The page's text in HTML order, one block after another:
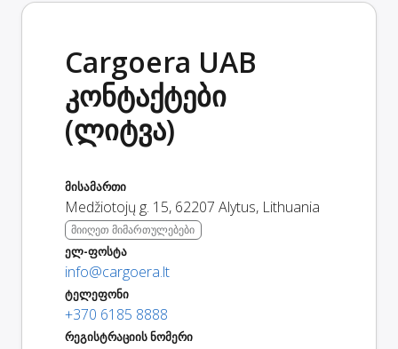
Cargoera UAB
კონტაქტები
(ლიტვა)
მისამართი
Medžiotojų g. 15, 62207 Alytus, Lithuania
მიიღეთ მიმართულებები
ელ-ფოსტა
info@cargoera.lt
ტელეფონი
+370 6185 8888
რეგისტრაციის ნომერი